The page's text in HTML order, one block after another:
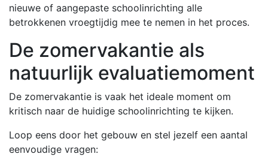
nieuwe of aangepaste schoolinrichting alle
betrokkenen vroegtijdig mee te nemen in het proces.
De zomervakantie als
natuurlijk evaluatiemoment
De zomervakantie is vaak het ideale moment om
kritisch naar de huidige schoolinrichting te kijken.
Loop eens door het gebouw en stel jezelf een aantal
eenvoudige vragen: